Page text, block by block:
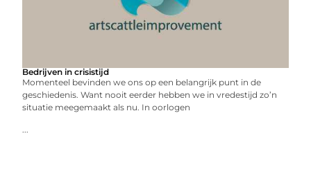
Bedrijven in crisistijd
Momenteel bevinden we ons op een belangrijk punt in de
geschiedenis. Want nooit eerder hebben we in vredestijd zo’n
situatie meegemaakt als nu. In oorlogen
...